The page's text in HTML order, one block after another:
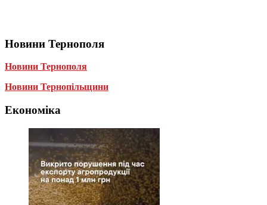
Новини Тернополя
Новини Тернополя
Новини Тернопільщини
Економіка